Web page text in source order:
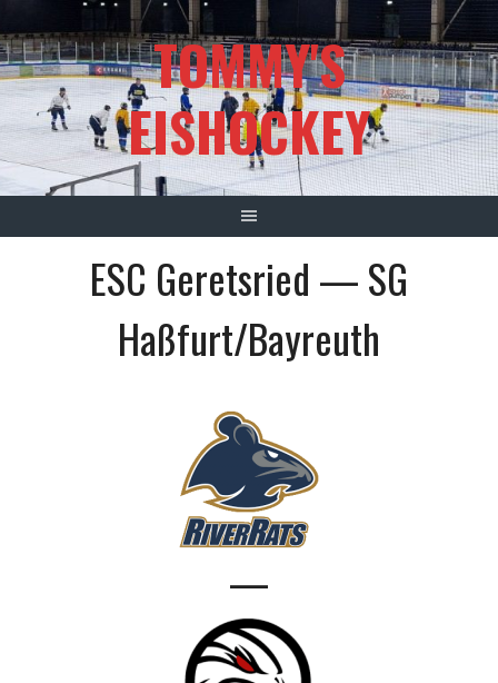
zum
Inhalt
TOMMY'S
EISHOCKEY
ESC Geretsried — SG
Haßfurt/Bayreuth
—